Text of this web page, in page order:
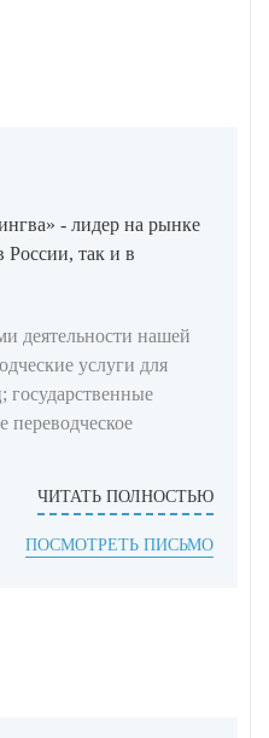
ПОСМОТРЕТЬ ПИСЬМО
- лидер на рынке
России, так и в
деятельности нашей
услуги для
государственные
переводческое
ЧИТАТЬ ПОЛНОСТЬЮ